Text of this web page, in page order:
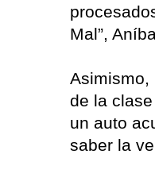
Mal”,
Asimismo,
de la
un auto
saber la